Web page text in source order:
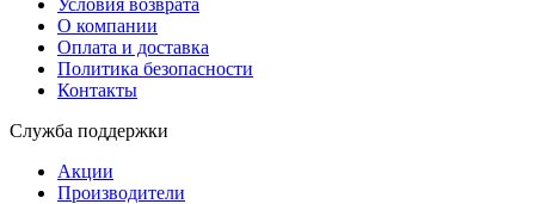
О компании
Оплата и доставка
Политика безопасности
Контакты
Служба поддержки
Акции
Производители